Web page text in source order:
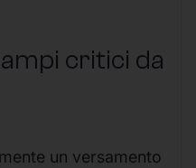
critici da
un versamento